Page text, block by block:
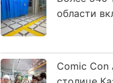
области
Comic Con